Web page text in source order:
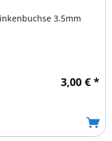
3.5mm
3,00 € *